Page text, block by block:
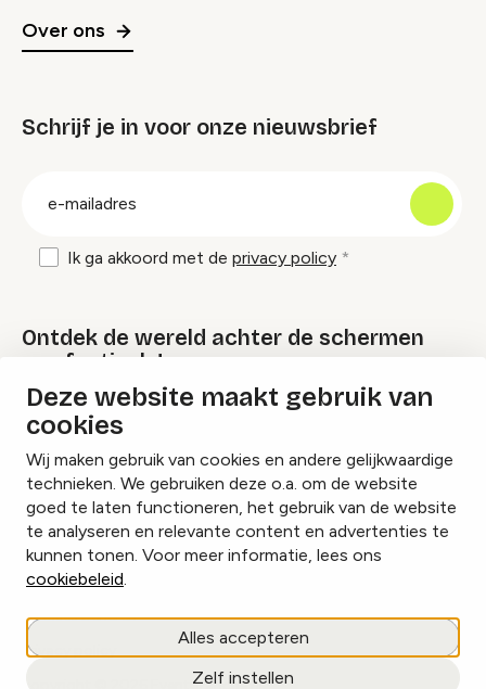
Deze website maakt gebruik van
cookies
Wij maken gebruik van cookies en andere gelijkwaardige
technieken. We gebruiken deze o.a. om de website
goed te laten functioneren, het gebruik van de website
te analyseren en relevante content en advertenties te
kunnen tonen. Voor meer informatie, lees ons
cookiebeleid.
Alles accepteren
Zelf instellen
Over ons
Schrijf je in voor onze nieuwsbrief
Ik ga akkoord met de privacy policy
Ontdek de wereld achter de schermen
van festivals!
Lees onze Festival Specials
InstagramFacebookLinkedIn
Cookies beheren
Privacy policy
copyright © 2026 Eventbranche.nl